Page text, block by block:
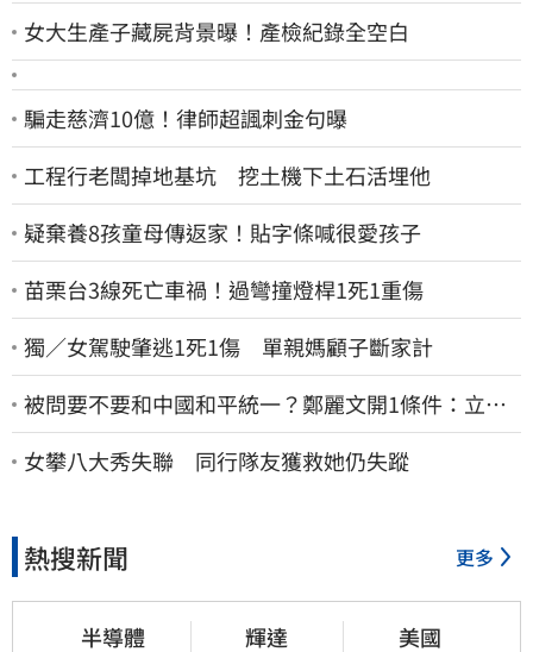
女大生產子藏屍背景曝！產檢紀錄全空白
騙走慈濟10億！律師超諷刺金句曝
工程行老闆掉地基坑 挖土機下土石活埋他
疑棄養8孩童母傳返家！貼字條喊很愛孩子
苗栗台3線死亡車禍！過彎撞燈桿1死1重傷
獨／女駕駛肇逃1死1傷 單親媽顧子斷家計
被問要不要和中國和平統一？鄭麗文開1條件：立刻
春暖花開
女攀八大秀失聯 同行隊友獲救她仍失蹤
熱搜新聞 更多
半導體 輝達 美國